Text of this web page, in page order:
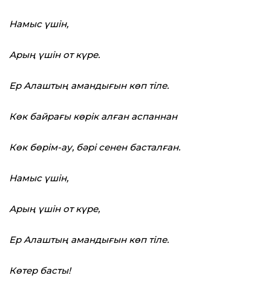
Намыс үшін,
Арың үшін от күре.
Ер Алаштың амандығын көп тіле.
Көк байрағы көрік алған аспаннан
Көк бөрім-ау, бәрі сенен басталған.
Намыс үшін,
Арың үшін от күре,
Ер Алаштың амандығын көп тіле.
Көтер басты!